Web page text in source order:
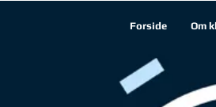
Forside Om